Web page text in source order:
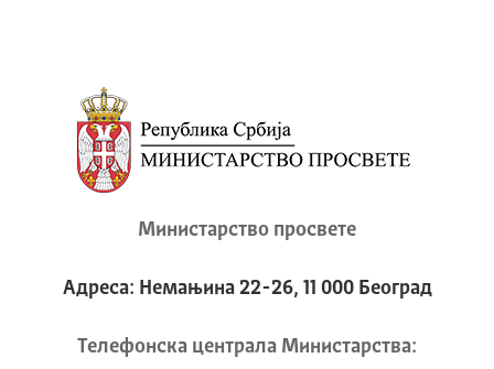
Министарство просвете
Адреса: Немањина 22-26, 11 000 Београд
Телeфонска централа Mинистарства: